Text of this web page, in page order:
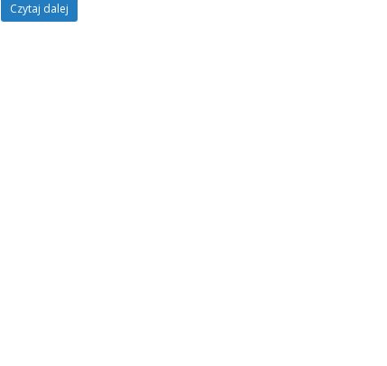
Czytaj dalej